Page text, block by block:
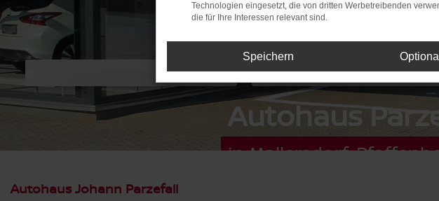
Autohaus Parzefall e.K.
in Mallersdorf-Pfaffenberg
Autohaus Johann Parzefall
Technologien eingesetzt, die von dritten Werbetreibenden
die für Ihre Interessen relevant sind.
Speichern